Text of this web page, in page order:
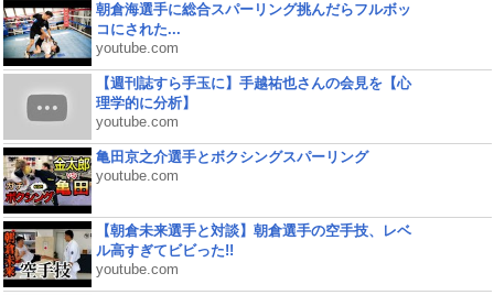
朝倉海選手に総合スパーリング挑んだらフルボッ
コにされた...
youtube.com
【週刊誌すら手玉に】手越祐也さんの会見を【心
理学的に分析】
youtube.com
亀田京之介選手とボクシングスパーリング
youtube.com
【朝倉未来選手と対談】朝倉選手の空手技、レベ
ル高すぎてビビった!!
youtube.com